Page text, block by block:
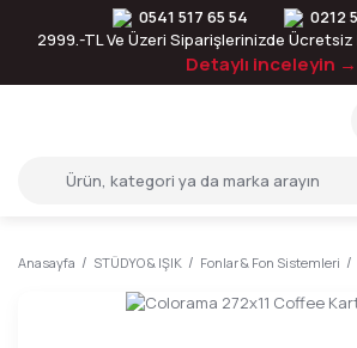
0541 517 65 54
0212
2999.-TL Ve Üzeri Siparişlerinizde
Detaylı inceleyin →
Anasayfa STÜDYO & IŞIK Fonlar & Fon Sistemleri